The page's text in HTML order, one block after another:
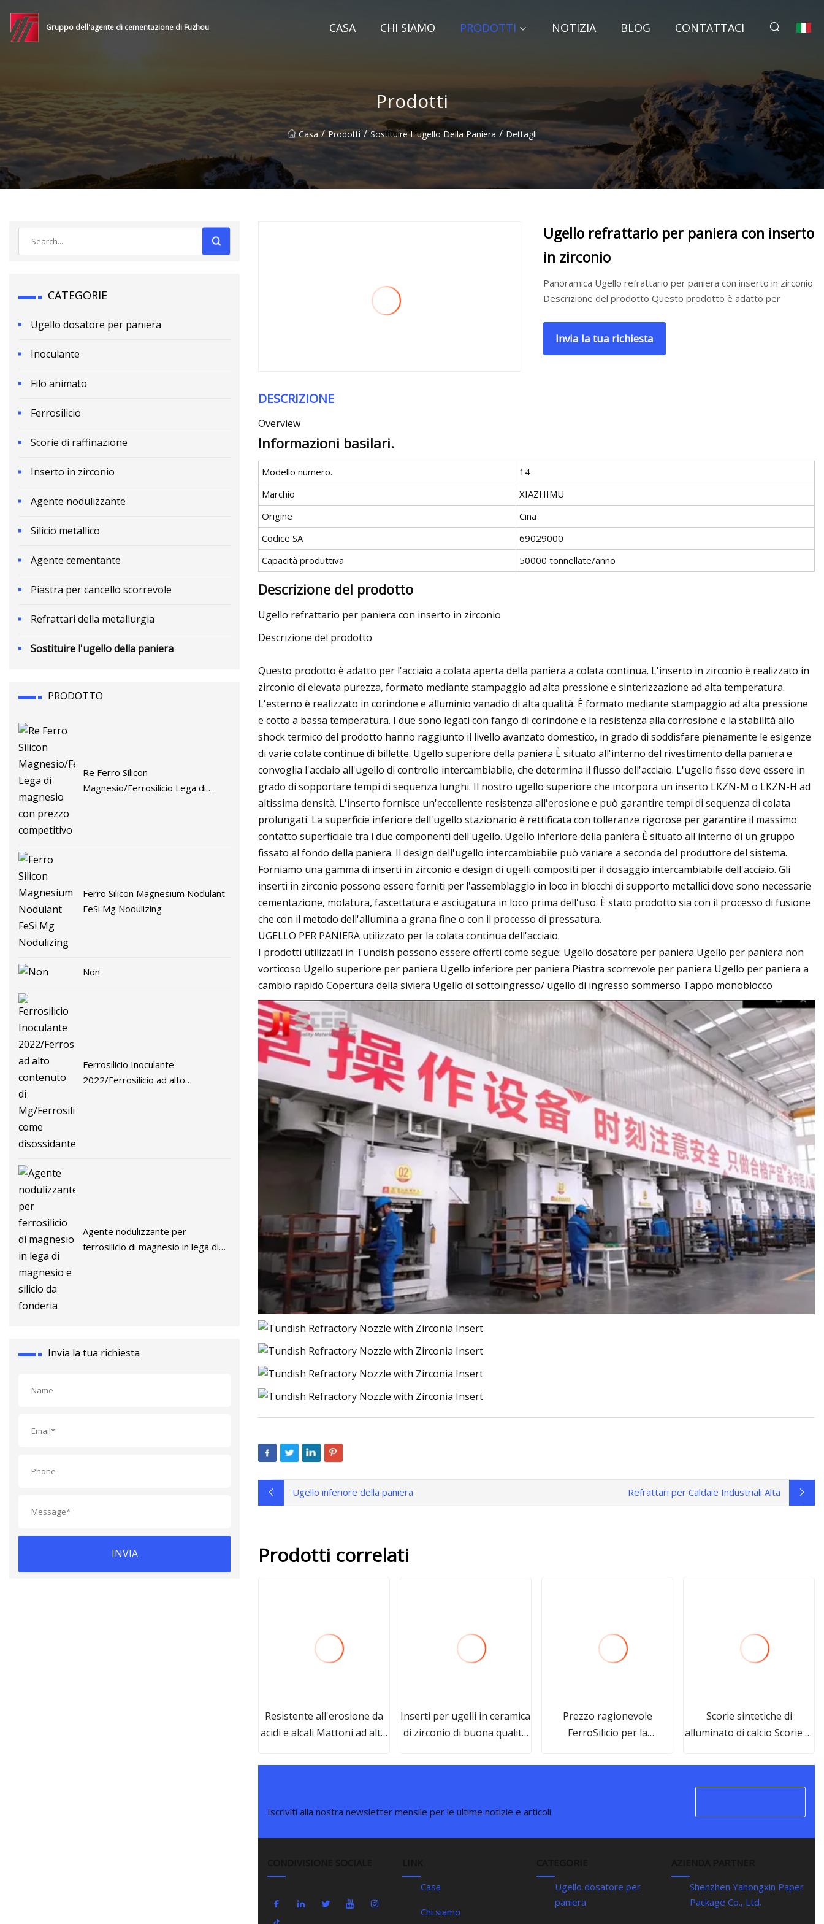
Gruppo dell'agente di cementazione di Fuzhou CASA CHI SIAMO PRODOTTI NOTIZIA BLOG CONTATTACI
Prodotti
Casa / Prodotti / Sostituire L'ugello Della Paniera / Dettagli
CATEGORIE
Ugello dosatore per paniera
Inoculante
Filo animato
Ferrosilicio
Scorie di raffinazione
Inserto in zirconio
Agente nodulizzante
Silicio metallico
Agente cementante
Piastra per cancello scorrevole
Refrattari della metallurgia
Sostituire l'ugello della paniera
PRODOTTO
Re Ferro Silicon
Magnesio/Ferrosilicio Lega di
Ferro Silicon Magnesium Nodulant
FeSi Mg Nodulizing
Non
Ferrosilicio Inoculante
2022/Ferrosilicio ad alto
Agente nodulizzante per
ferrosilicio di magnesio in lega di
Invia la tua richiesta
INVIA
Ugello refrattario per paniera con inserto
in zirconio
Panoramica Ugello refrattario per paniera con inserto in zirconio
Descrizione del prodotto Questo prodotto è adatto per
Invia la tua richiesta
DESCRIZIONE
Overview
Informazioni basilari.
Modello numero.
14
Marchio
XIAZHIMU
Origine
Cina
Codice SA
69029000
Capacità produttiva
50000 tonnellate/anno
Descrizione del prodotto
Ugello refrattario per paniera con inserto in zirconio
Descrizione del prodotto
Questo prodotto è adatto per l'acciaio a colata aperta della paniera a colata continua. L'inserto in zirconio è realizzato in
zirconio di elevata purezza, formato mediante stampaggio ad alta pressione e sinterizzazione ad alta temperatura.
L'esterno è realizzato in corindone e alluminio vanadio di alta qualità. È formato mediante stampaggio ad alta pressione
e cotto a bassa temperatura. I due sono legati con fango di corindone e la resistenza alla corrosione e la stabilità allo
shock termico del prodotto hanno raggiunto il livello avanzato domestico, in grado di soddisfare pienamente le esigenze
di varie colate continue di billette. Ugello superiore della paniera È situato all'interno del rivestimento della paniera e
convoglia l'acciaio all'ugello di controllo intercambiabile, che determina il flusso dell'acciaio. L'ugello fisso deve essere in
grado di sopportare tempi di sequenza lunghi. Il nostro ugello superiore che incorpora un inserto LKZN-M o LKZN-H ad
altissima densità. L'inserto fornisce un'eccellente resistenza all'erosione e può garantire tempi di sequenza di colata
prolungati. La superficie inferiore dell'ugello stazionario è rettificata con tolleranze rigorose per garantire il massimo
contatto superficiale tra i due componenti dell'ugello. Ugello inferiore della paniera È situato all'interno di un gruppo
fissato al fondo della paniera. Il design dell'ugello intercambiabile può variare a seconda del produttore del sistema.
Forniamo una gamma di inserti in zirconio e design di ugelli compositi per il dosaggio intercambiabile dell'acciaio. Gli
inserti in zirconio possono essere forniti per l'assemblaggio in loco in blocchi di supporto metallici dove sono necessarie
cementazione, molatura, fascettatura e asciugatura in loco prima dell'uso. È stato prodotto sia con il processo di fusione
che con il metodo dell'allumina a grana fine o con il processo di pressatura.
UGELLO PER PANIERA utilizzato per la colata continua dell'acciaio.
I prodotti utilizzati in Tundish possono essere offerti come segue: Ugello dosatore per paniera Ugello per paniera non
vorticoso Ugello superiore per paniera Ugello inferiore per paniera Piastra scorrevole per paniera Ugello per paniera a
cambio rapido Copertura della siviera Ugello di sottoingresso/ ugello di ingresso sommerso Tappo monoblocco
Ugello inferiore della paniera Refrattari per Caldaie Industriali Alta
Prodotti correlati
Resistente all'erosione da
acidi e alcali Mattoni ad alto
basso creep, refrattari di
Inserti per ugelli in ceramica
di zirconio di buona qualità
dosatori per paniera
Prezzo ragionevole
FerroSilicio per la
Scorie sintetiche di
alluminato di calcio Scorie di
sinterizzate
Iscriviti alla nostra newsletter mensile per le ultime notizie e articoli
Casa
Chi siamo
Ugello dosatore per
paniera
Shenzhen Yahongxin Paper
Package Co., Ltd.